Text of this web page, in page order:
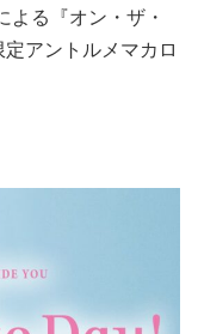
よる『オン・ザ・
アントルメマカロ